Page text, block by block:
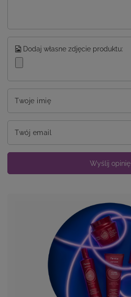
Dodaj własne zdjęcie produktu:
Twoje imię
Twój email
Wyślij opinię